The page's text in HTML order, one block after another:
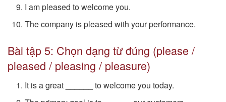
I am pleased to welcome you.
The company is pleased with your performance.
Bài tập 5: Chọn dạng từ đúng (please /
pleased / pleasing / pleasure)
It is a great ______ to welcome you today.